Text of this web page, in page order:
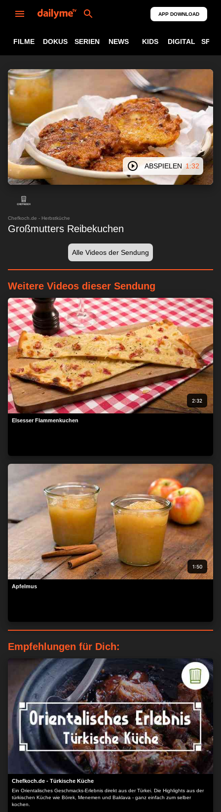
APP DOWNLOAD
FILME DOKUS SERIEN NEWS KIDS DIGITAL
ABSPIELEN 1:32
Chefkoch.de - Herbstküche
Großmutters Reibekuchen
Alle Videos der Sendung
Weitere Videos dieser Sendung
2:32
Elsesser Flammenkuchen
1:50
Apfelmus
Empfehlungen für Dich:
Chefkoch.de - Türkische Küche
Ein Orientalisches Geschmacks-Erlebnis direkt aus der Türkei. Die Highlights aus der
türkischen Küche wie Börek, Menemen und Baklava - ganz einfach zum selber
kochen.